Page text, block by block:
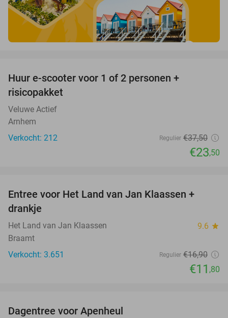
Huur e-scooter voor 1 of 2 personen +
risicopakket
Veluwe Actief
Arnhem
Verkocht: 212
Regulier €37,50
€23,50
Entree voor Het Land van Jan Klaassen +
drankje
Het Land van Jan Klaassen 9.6 star
Braamt
Verkocht: 3.651
Regulier €16,90
€11 ,80
Dagentree voor Apenheul